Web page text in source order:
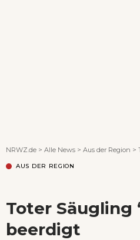
NRWZ.de > Alle News > Aus der Region >
AUS DER REGION
Toter Säugling
beerdigt